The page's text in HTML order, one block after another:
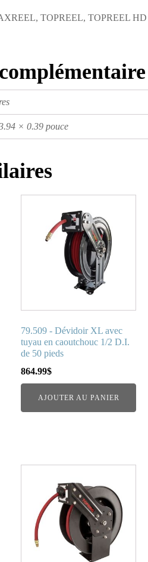
TOPREEL, TOPREEL HD
× 0.39 pouce
79.509 - Dévidoir XL avec
tuyau en caoutchouc 1/2 D.I.
de 50 pieds
864.99$
AJOUTER AU PANIER